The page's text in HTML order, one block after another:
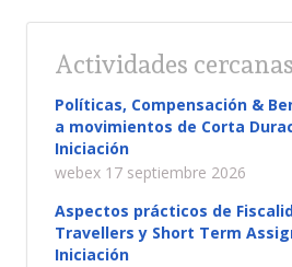
Actividades
Políticas, Compensación &
a movimientos de Corta
Iniciación
webex 17 septiembre 2026
Aspectos prácticos de
Travellers y Short Term
Iniciación